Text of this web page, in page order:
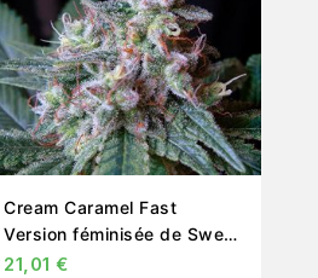
Cream Caramel Fast
Version féminisée de Sweet
Seeds
21,01 €